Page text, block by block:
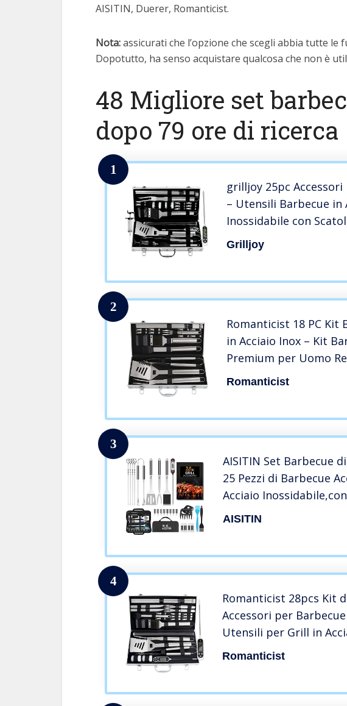
AISITIN, Duerer, Romanticist.
Nota:assicurati che l’opzione che scegli abbia tutte le
Dopotutto, ha senso acquistare qualcosa che non è
48 Migliore set
dopo 79 ore di ricerca
1
grilljoy 25pc Accessori
– Utensili Barbecue in
Inossidabile con
in Alluminio – Set
Strumento Barbecue
Grilljoy
2
Romanticist 18 PC Kit
in Acciaio Inox – Kit
Premium per Uomo
Compleanno di papà –
Romanticist
3
AISITIN Set Barbecue
25 Pezzi di Barbecue
Acciaio Inossidabile,con
Tappetino per
AISITIN
4
Romanticist 28pcs Kit
Accessori per
Utensili per Grill in
in Custodia di Alluminio
Romanticist